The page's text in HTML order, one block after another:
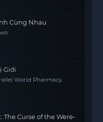
Cùng Nhau
Giới
World Pharmacy
The Curse of the Were-